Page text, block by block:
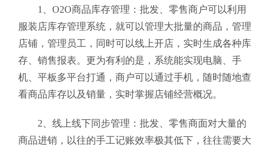
1、O2O商品库存管理：批发、零售商户可以利用
服装店库存管理系统，就可以管理大批量的商品，管理
店铺，管理员工，同时可以线上开店，实时生成各种库
存、销售报表。更为有利的是，系统能实现电脑、手
机、平板多平台打通，商户可以通过手机，随时随地查
看商品库存以及销量，实时掌握店铺经营概况。
2、线上线下同步管理：批发、零售商面对大量的
商品进销，以往的手工记账效率极其低下，往往需要大